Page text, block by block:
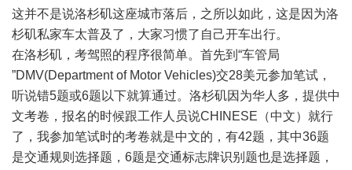
这并不是说洛杉矶这座城市落后，之所以如此，这是因为洛
杉矶私家车太普及了，大家习惯了自己开车出行。
在洛杉矶，考驾照的程序很简单。首先到“车管局
”DMV(Department of Motor Vehicles)交28美元参加笔试，
听说错5题或6题以下就算通过。洛杉矶因为华人多，提供中
文考卷，报名的时候跟工作人员说CHINESE（中文）就行
了，我参加笔试时的考卷就是中文的，有42题，其中36题
是交通规则选择题，6题是交通标志牌识别题也是选择题，